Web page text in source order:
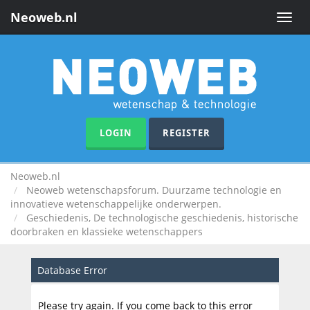
Toggle
Neoweb.nl
LOGIN REGISTER
Neoweb.nl
Neoweb wetenschapsforum. Duurzame technologie en
innovatieve wetenschappelijke onderwerpen.
Geschiedenis, De technologische geschiedenis, historische
doorbraken en klassieke wetenschappers
Database Error
Please try again. If you come back to this error